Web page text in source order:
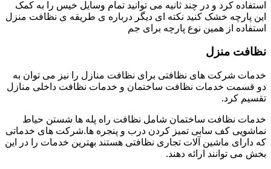
استفاده کرد و در چند ثانیه می توانید تمام وسایل خیس را به کمک
این پارچه خشک کنید نکته ای دیگر درباره ی طریقه ی نظافت منزل
استفاده از همین نوع پارچه برای جم
نظافت منزل
خدمات شرکت های نظافتی برای نظافت منازل را نیز می توان به
دو قسمت خدمات نظافت ساختمان و خدمات نظافت داخلی منازل
تقسیم کرد.
خدمات نظافت ساختمان شامل نظافت راه پله ها شستن حیاط
نماشویی کف سابی تمیز کردن درب و پنجره ها.شرکت های خدماتی
که دارای ماشین آلات تجاری نظافتی هستند بهترین خدمات را در این
بخش می توانند ارائه دهند.